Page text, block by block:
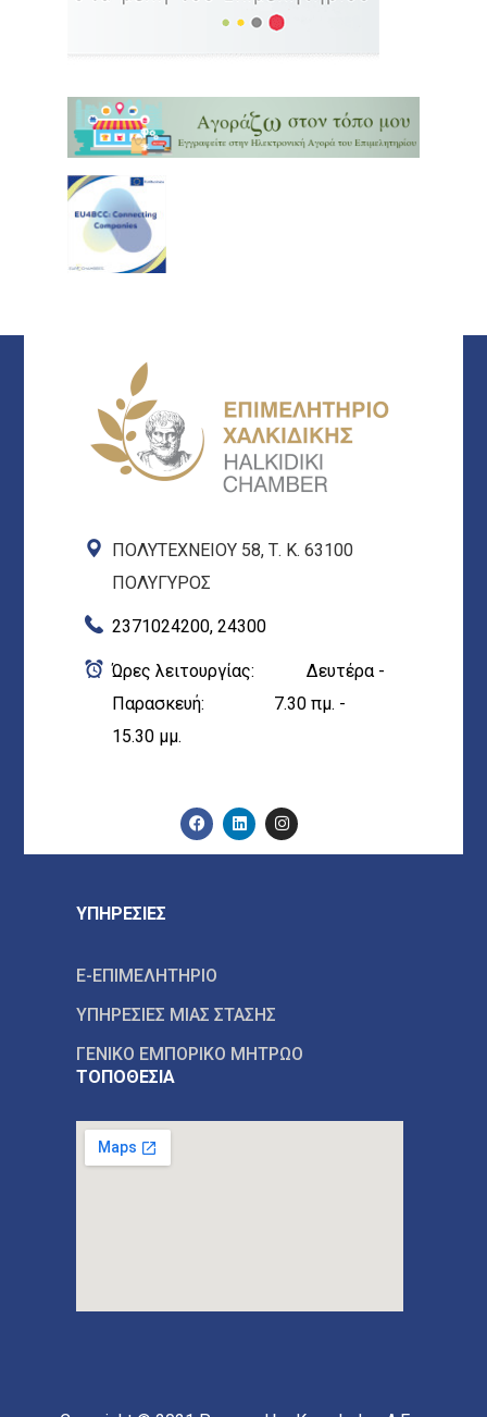
ΠΟΛΥΤΕΧΝΕΙΟΥ 58, Τ. Κ. 63100
ΠΟΛΥΓΥΡΟΣ
2371024200, 24300
Ώρες λειτουργίας: Δευτέρα -
Παρασκευή: 7.30 πμ. -
15.30 μμ.
ΥΠΗΡΕΣΙΕΣ
E-ΕΠΙΜΕΛΗΤΗΡΙΟ
ΥΠΗΡΕΣΙΕΣ ΜΙΑΣ ΣΤΑΣΗΣ
ΓΕΝΙΚΟ ΕΜΠΟΡΙΚΟ ΜΗΤΡΩΟ
ΤΟΠΟΘΕΣΙΑ